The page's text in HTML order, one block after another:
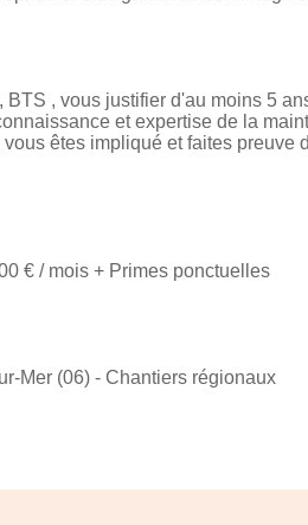
BTS , vous justifier d'au moins 5
et expertise de la
êtes impliqué et faites preuve
€ / mois + Primes ponctuelles
Mer (06) - Chantiers régionaux